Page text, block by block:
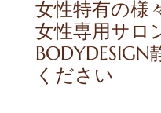
女性特有の様
女性専用サロ
ください